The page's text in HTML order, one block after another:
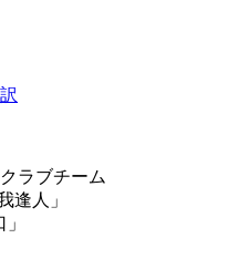
ラブチーム
逢人」